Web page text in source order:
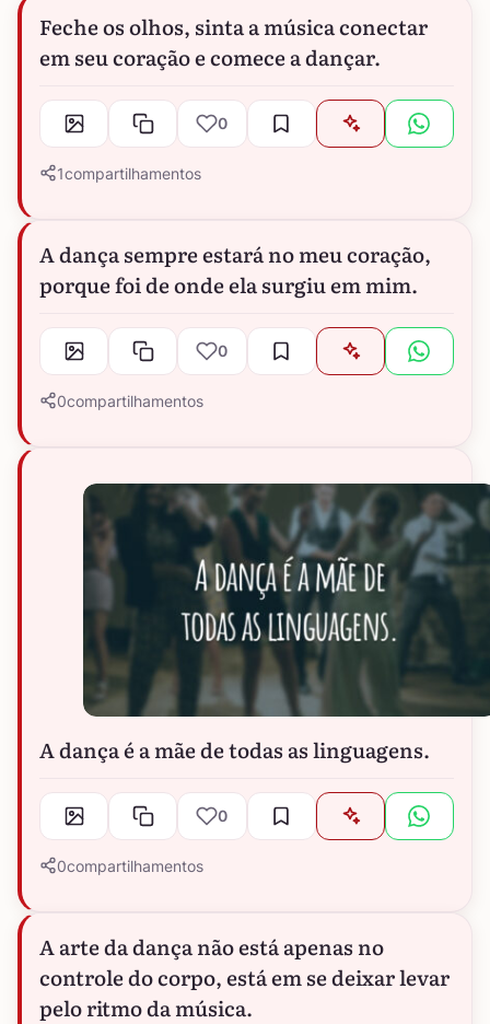
Feche os olhos, sinta a música conectar
em seu coração e comece a dançar.
0
1compartilhamentos
A dança sempre estará no meu coração,
porque foi de onde ela surgiu em mim.
0
0compartilhamentos
A dança é a mãe de todas as linguagens.
0
0compartilhamentos
A arte da dança não está apenas no
controle do corpo, está em se deixar levar
pelo ritmo da música.